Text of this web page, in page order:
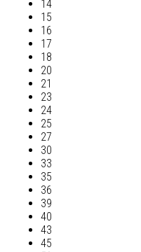
14
15
16
17
18
20
21
23
24
25
27
30
33
35
36
39
40
43
45